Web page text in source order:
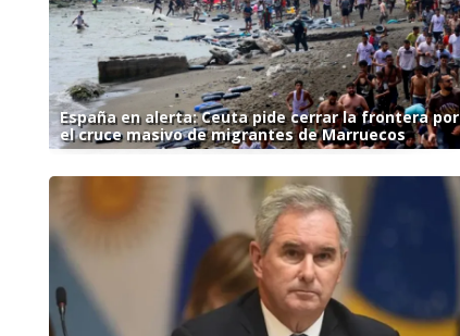
España en alerta: Ceuta pide cerrar la frontera por
el cruce masivo de migrantes de Marruecos